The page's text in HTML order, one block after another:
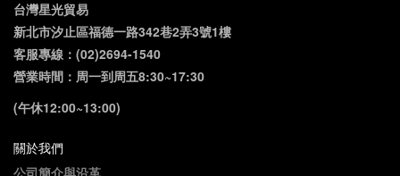
台灣星光貿易
新北市汐止區福德一路342巷2弄3號1樓
客服專線：(02)2694-1540
營業時間：周一到周五8:30~17:30
(午休12:00~13:00)
關於我們
公司簡介與沿革